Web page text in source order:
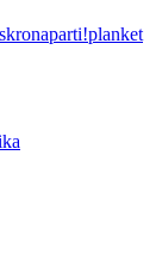
planket